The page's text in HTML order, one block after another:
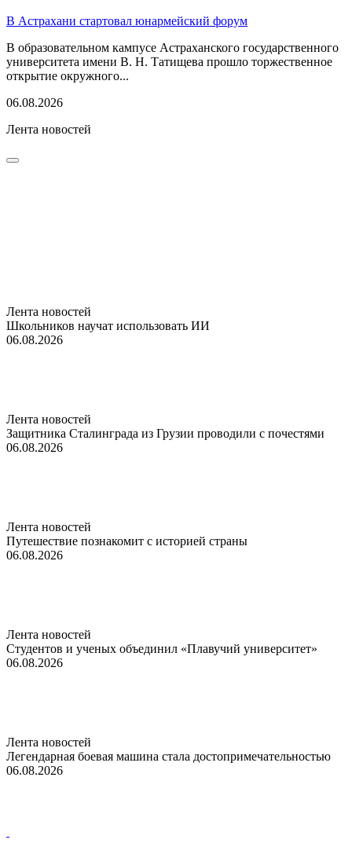
В Астрахани стартовал юнармейский форум
В образовательном кампусе Астраханского государственного
университета имени В. Н. Татищева прошло торжественное
открытие окружного...
06.08.2026
Лента новостей
Лента новостей
Школьников научат использовать ИИ
06.08.2026
Лента новостей
Защитника Сталинграда из Грузии проводили с почестями
06.08.2026
Лента новостей
Путешествие познакомит с историей страны
06.08.2026
Лента новостей
Студентов и ученых объединил «Плавучий университет»
06.08.2026
Лента новостей
Легендарная боевая машина стала достопримечательностью
06.08.2026